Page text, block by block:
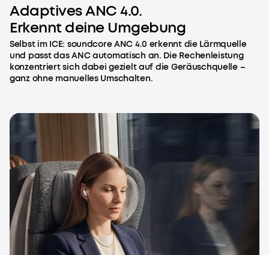
Adaptives ANC 4.0.
Erkennt deine Umgebung
Selbst im ICE: soundcore ANC 4.0 erkennt die Lärmquelle
und passt das ANC automatisch an. Die Rechenleistung
konzentriert sich dabei gezielt auf die Geräuschquelle –
ganz ohne manuelles Umschalten.